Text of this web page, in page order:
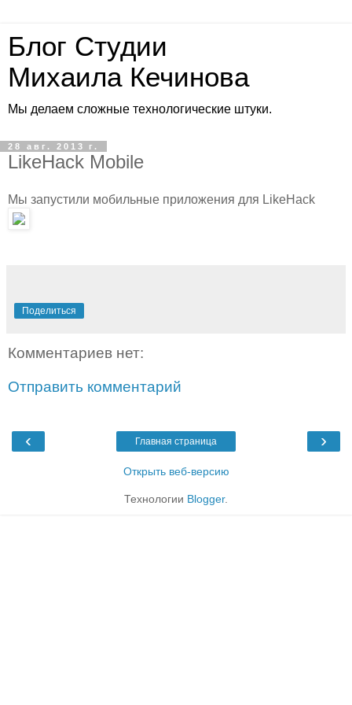
Блог Студии
Михаила Кечинова
Мы делаем сложные технологические штуки.
28 авг. 2013 г.
LikeHack Mobile
Мы запустили мобильные приложения для LikeHack
Поделиться
Комментариев нет:
Отправить комментарий
‹ ›
Главная страница
Открыть веб-версию
Технологии Blogger.